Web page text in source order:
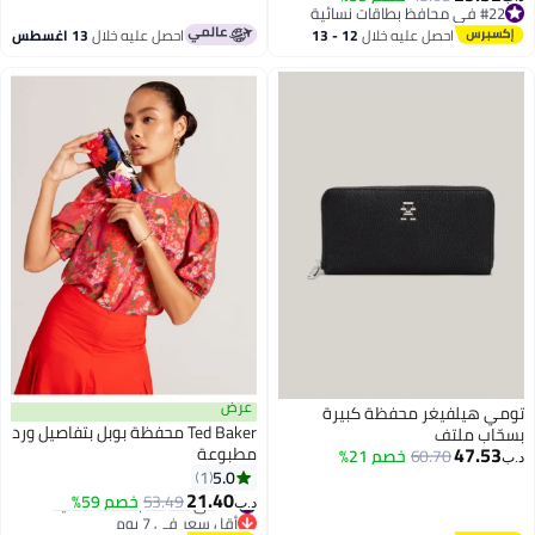
4 #22 في محافظ بطاقات نسائية
#22 في محافظ بطاقات نسائية احصل عليه خلال 12 - 13
اغسطس
احصل عليه خلال13 اغسطس
تومي هيلفيغر محفظة كبيرة
بسحّاب ملتف
د.ب‏47.53
60.70خصم 21%
عرض
Ted Baker محفظة بوبل بتفاصيل ورد
مطبوعة
5.0
1
د.ب‏21.40
53.49خصم 59% #4 في محافظ بطاقات نسائية
أقل سعر في 7 يوم